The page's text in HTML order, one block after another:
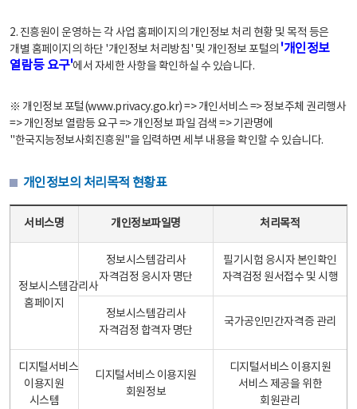
2. 진흥원이 운영하는 각 사업 홈페이지의 개인정보 처리 현황 및 목적 등은
개별 홈페이지의 하단 '개인정보 처리방침' 및 개인정보 포털의 '개인정보
열람등 요구'에서 자세한 사항을 확인하실 수 있습니다.
※ 개인정보 포털(www.privacy.go.kr) => 개인서비스 => 정보주체 권리행사
=> 개인정보 열람등 요구 => 개인정보 파일 검색 => 기관명에
"한국지능정보사회진흥원"을 입력하면 세부 내용을 확인할 수 있습니다.
개인정보의 처리목적 현황표
서비스명 개인정보파일명 처리목적
정보시스템감리사
홈페이지
정보시스템감리사
자격검정 응시자 명단
필기시험 응시자 본인확인
자격검정 원서접수 및 시행
정보시스템감리사
자격검정 합격자 명단
국가공인민간자격증 관리
디지털서비스
이용지원
시스템
디지털서비스 이용지원
회원정보
디지털서비스 이용지원
서비스 제공을 위한
회원관리